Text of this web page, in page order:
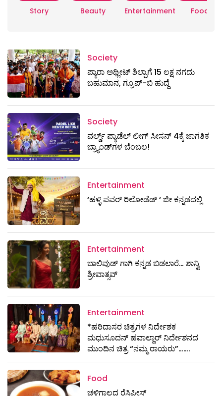
Story Beauty Entertainment Food
Society
ಪ್ಯಾರಾ ಅಥ್ಲೀಟ್ ಶಿಲ್ಪಾಗೆ 15 ಲಕ್ಷ ನಗದು
ಬಹುಮಾನ, ಗ್ರೂಪ್-ಬಿ ಹುದ್ದೆ
Society
ವರ್ಲ್ಡ್ ಪ್ಯಾಡೆಲ್ ಲೀಗ್ ಸೀಸನ್ 4ಕ್ಕೆ ಜಾಗತಿಕ
ಬ್ರ್ಯಾಂಡ್‌ಗಳ ಬೆಂಬಲ!
Entertainment
‘ಹಳ್ಳಿ ಪವರ್ ರಿಲೋಡೆಡ್ ‘ ಜೀ ಕನ್ನಡದಲ್ಲಿ
Entertainment
ಬಾಲಿವುಡ್ ಗಾಗಿ ಕನ್ನಡ ಬಿಡಲಾರೆ… ಶಾನ್ವಿ
ಶ್ರೀವಾತ್ಸವ್
Entertainment
*ಹರಿದಾಸರ ಚಿತ್ರಗಳ ನಿರ್ದೇಶಕ
ಮಧುಸೂದನ್ ಹವಾಲ್ದಾರ್ ನಿರ್ದೇಶನದ
ಮುಂದಿನ ಚಿತ್ರ “ನಮ್ಮ ರಾಯರು”…….
Food
ಚಳಿಗಾಲದ ರೆಸಿಪೀಸ್